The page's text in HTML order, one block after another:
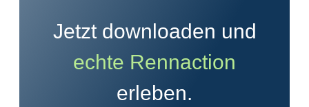
Jetzt downloaden und
echte Rennaction
erleben.